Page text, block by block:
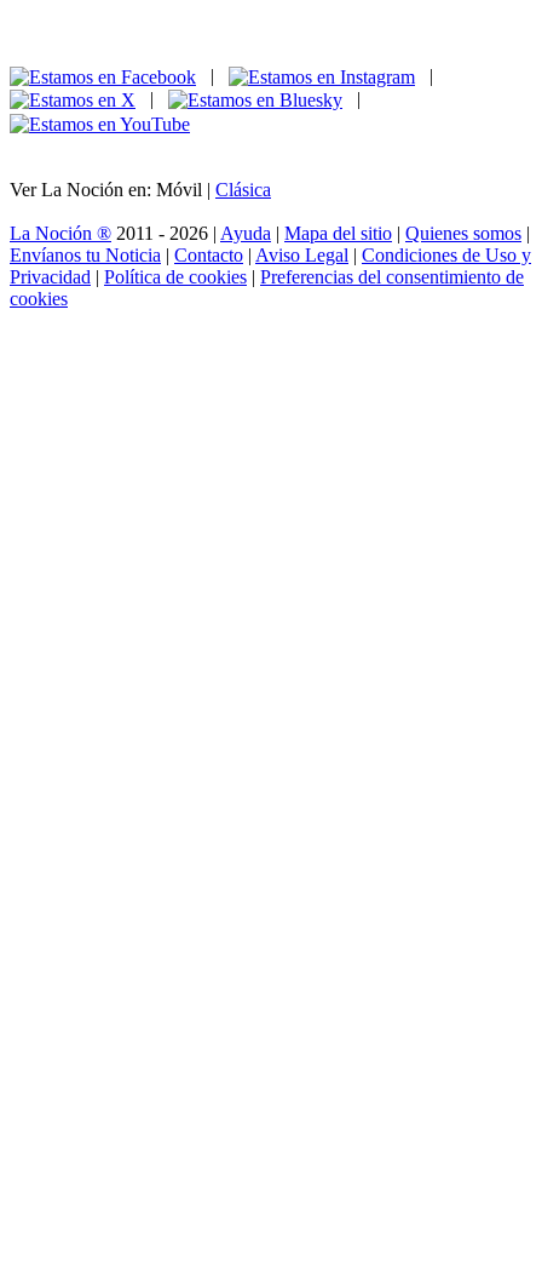
|
|
|
|
Ver La Noción en: Móvil | Clásica
La Noción ® 2011 - 2026 | Ayuda | Mapa del sitio | Quienes somos |
Envíanos tu Noticia | Contacto | Aviso Legal | Condiciones de Uso y
Privacidad | Política de cookies | Preferencias del consentimiento de
cookies